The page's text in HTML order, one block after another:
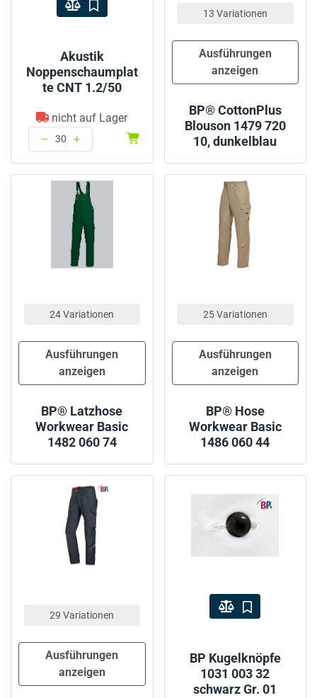
Akustik
Noppenschaumplat
te CNT 1.2/50
nicht auf Lager
–
+
Menge: 30
13 Variationen
Ausführungen
anzeigen
BP® CottonPlus
Blouson 1479 720
10, dunkelblau
24 Variationen
Ausführungen
anzeigen
BP® Latzhose
Workwear Basic
1482 060 74
25 Variationen
Ausführungen
anzeigen
BP® Hose
Workwear Basic
1486 060 44
29 Variationen
Ausführungen
anzeigen
BP Kugelknöpfe
1031 003 32
schwarz Gr. 01